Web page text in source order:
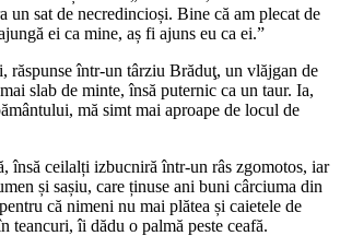
un sat de necredincioși. Bine că am plecat de
ei ca mine, aș fi ajuns eu ca ei.”
într-un târziu Brăduţ, un vlăjgan de
slab de minte, însă puternic ca un taur. Ia,
mă simt mai aproape de locul de
însă ceilalți izbucniră într-un râs zgomotos, iar
și sașiu, care ținuse ani buni cârciuma din
că nimeni nu mai plătea și caietele de
teancuri, îi dădu o palmă peste ceafă.